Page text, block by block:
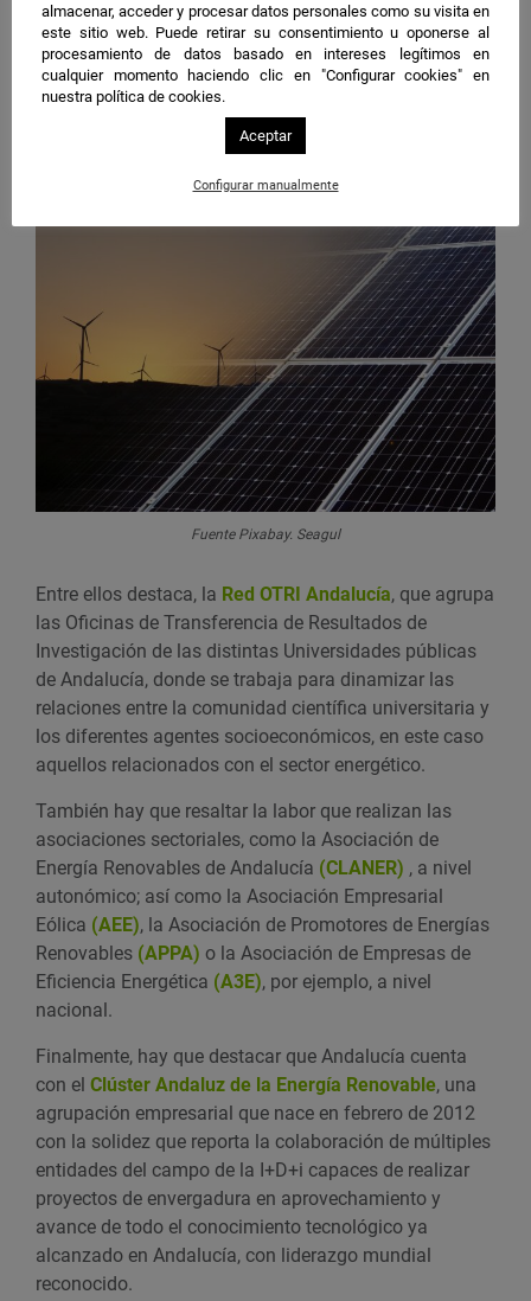
otros sectores.
Detrás del trabajo que se está realizando en Andalucía
para promover la I+D+i en el ámbito del sector
energético se encuentran también además de las
entidades anteriormente mencionados, centros de
Fuente Pixabay. Seagul
Entre ellos destaca, la Red OTRI Andalucía, que agrupa
las Oficinas de Transferencia de Resultados de
Investigación de las distintas Universidades públicas
de Andalucía, donde se trabaja para dinamizar las
relaciones entre la comunidad científica universitaria y
los diferentes agentes socioeconómicos, en este caso
aquellos relacionados con el sector energético.
También hay que resaltar la labor que realizan las
asociaciones sectoriales, como la Asociación de
Energía Renovables de Andalucía (CLANER) , a nivel
autonómico; así como la Asociación Empresarial
Eólica (AEE), la Asociación de Promotores de Energías
Renovables (APPA) o la Asociación de Empresas de
Eficiencia Energética (A3E), por ejemplo, a nivel
nacional.
Finalmente, hay que destacar que Andalucía cuenta
con el Clúster Andaluz de la Energía Renovable, una
agrupación empresarial que nace en febrero de 2012
con la solidez que reporta la colaboración de múltiples
entidades del campo de la I+D+i capaces de realizar
proyectos de envergadura en aprovechamiento y
avance de todo el conocimiento tecnológico ya
alcanzado en Andalucía, con liderazgo mundial
reconocido.
almacenar, acceder y procesar datos personales como su visita en
este sitio web. Puede retirar su consentimiento u oponerse al
procesamiento de datos basado en intereses legítimos en
cualquier momento haciendo clic en "Configurar cookies" en
nuestra política de cookies.
Aceptar
Configurar manualmente